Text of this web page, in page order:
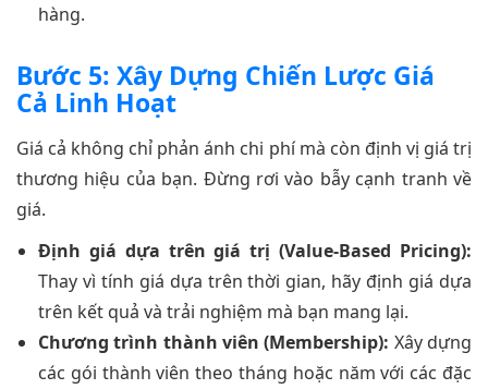
hàng.
Bước 5: Xây Dựng Chiến Lược Giá
Cả Linh Hoạt
Giá cả không chỉ phản ánh chi phí mà còn định vị giá trị
thương hiệu của bạn. Đừng rơi vào bẫy cạnh tranh về
giá.
Định giá dựa trên giá trị (Value-Based Pricing):
Thay vì tính giá dựa trên thời gian, hãy định giá dựa
trên kết quả và trải nghiệm mà bạn mang lại.
Chương trình thành viên (Membership): Xây dựng
các gói thành viên theo tháng hoặc năm với các đặc